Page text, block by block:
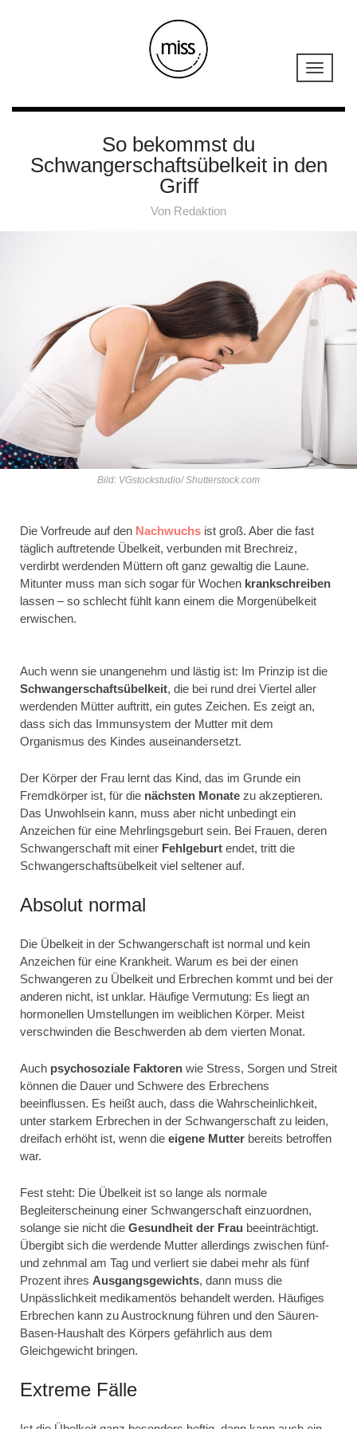
So bekommst du
Schwangerschaftsübelkeit in den
Griff
Von Redaktion
Bild: VGstockstudio/ Shutterstock.com
Die Vorfreude auf den Nachwuchs ist groß. Aber die fast
täglich auftretende Übelkeit, verbunden mit Brechreiz,
verdirbt werdenden Müttern oft ganz gewaltig die Laune.
Mitunter muss man sich sogar für Wochen krankschreiben
lassen – so schlecht fühlt kann einem die Morgenübelkeit
erwischen.
Auch wenn sie unangenehm und lästig ist: Im Prinzip ist die
Schwangerschaftsübelkeit, die bei rund drei Viertel aller
werdenden Mütter auftritt, ein gutes Zeichen. Es zeigt an,
dass sich das Immunsystem der Mutter mit dem
Organismus des Kindes auseinandersetzt.
Der Körper der Frau lernt das Kind, das im Grunde ein
Fremdkörper ist, für die nächsten Monate zu akzeptieren.
Das Unwohlsein kann, muss aber nicht unbedingt ein
Anzeichen für eine Mehrlingsgeburt sein. Bei Frauen, deren
Schwangerschaft mit einer Fehlgeburt endet, tritt die
Schwangerschaftsübelkeit viel seltener auf.
Absolut normal
Die Übelkeit in der Schwangerschaft ist normal und kein
Anzeichen für eine Krankheit. Warum es bei der einen
Schwangeren zu Übelkeit und Erbrechen kommt und bei der
anderen nicht, ist unklar. Häufige Vermutung: Es liegt an
hormonellen Umstellungen im weiblichen Körper. Meist
verschwinden die Beschwerden ab dem vierten Monat.
Auch psychosoziale Faktoren wie Stress, Sorgen und Streit
können die Dauer und Schwere des Erbrechens
beeinflussen. Es heißt auch, dass die Wahrscheinlichkeit,
unter starkem Erbrechen in der Schwangerschaft zu leiden,
dreifach erhöht ist, wenn die eigene Mutter bereits betroffen
war.
Fest steht: Die Übelkeit ist so lange als normale
Begleiterscheinung einer Schwangerschaft einzuordnen,
solange sie nicht die Gesundheit der Frau beeinträchtigt.
Übergibt sich die werdende Mutter allerdings zwischen fünf-
und zehnmal am Tag und verliert sie dabei mehr als fünf
Prozent ihres Ausgangsgewichts, dann muss die
Unpässlichkeit medikamentös behandelt werden. Häufiges
Erbrechen kann zu Austrocknung führen und den Säuren-
Basen-Haushalt des Körpers gefährlich aus dem
Gleichgewicht bringen.
Extreme Fälle